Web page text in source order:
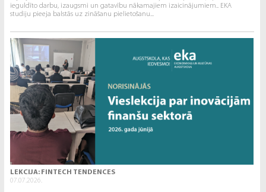
ieguldīto darbu, izaugsmi un gatavību nākamajiem izaicinājumiem.. EKA
studiju pieeja balstās uz zināšanu pielietošanu...
LEKCIJA: FINTECH TENDENCES
07.07.2026.